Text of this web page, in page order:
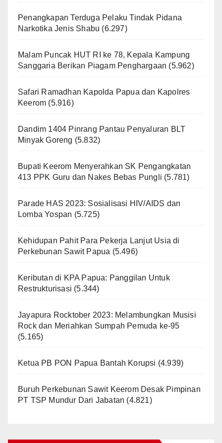
Penangkapan Terduga Pelaku Tindak Pidana
Narkotika Jenis Shabu (6.297)
Malam Puncak HUT RI ke 78, Kepala Kampung
Sanggaria Berikan Piagam Penghargaan (5.962)
Safari Ramadhan Kapolda Papua dan Kapolres
Keerom (5.916)
Dandim 1404 Pinrang Pantau Penyaluran BLT
Minyak Goreng (5.832)
Bupati Keerom Menyerahkan SK Pengangkatan
413 PPK Guru dan Nakes Bebas Pungli (5.781)
Parade HAS 2023: Sosialisasi HIV/AIDS dan
Lomba Yospan (5.725)
Kehidupan Pahit Para Pekerja Lanjut Usia di
Perkebunan Sawit Papua (5.496)
Keributan di KPA Papua: Panggilan Untuk
Restrukturisasi (5.344)
Jayapura Rocktober 2023: Melambungkan Musisi
Rock dan Meriahkan Sumpah Pemuda ke-95
(5.165)
Ketua PB PON Papua Bantah Korupsi (4.939)
Buruh Perkebunan Sawit Keerom Desak Pimpinan
PT TSP Mundur Dari Jabatan (4.821)